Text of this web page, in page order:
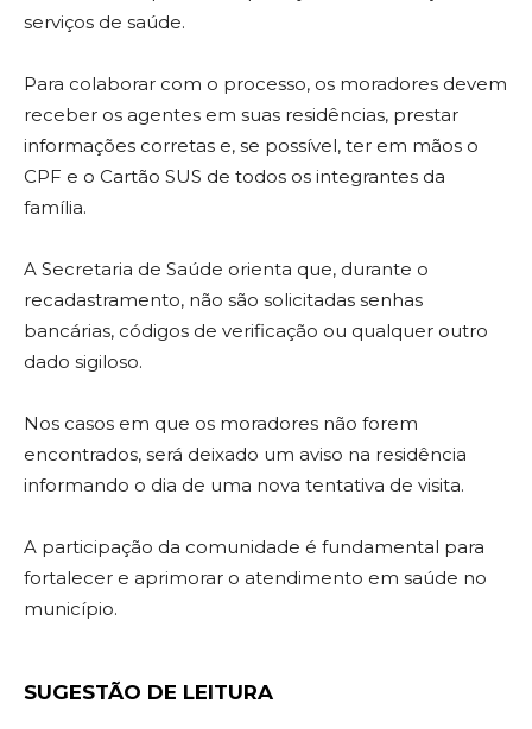
serviços de saúde.
Para colaborar com o processo, os moradores devem
receber os agentes em suas residências, prestar
informações corretas e, se possível, ter em mãos o
CPF e o Cartão SUS de todos os integrantes da
família.
A Secretaria de Saúde orienta que, durante o
recadastramento, não são solicitadas senhas
bancárias, códigos de verificação ou qualquer outro
dado sigiloso.
Nos casos em que os moradores não forem
encontrados, será deixado um aviso na residência
informando o dia de uma nova tentativa de visita.
A participação da comunidade é fundamental para
fortalecer e aprimorar o atendimento em saúde no
município.
SUGESTÃO DE LEITURA